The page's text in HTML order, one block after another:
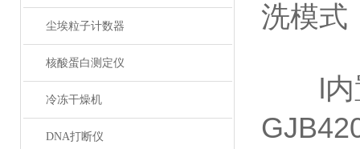
尘埃粒子计数器
核酸蛋白测定仪
冷冻干燥机
DNA打断仪
洗模式
l内置